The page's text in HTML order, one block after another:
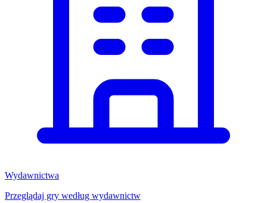
Wydawnictwa
Przeglądaj gry według wydawnictw